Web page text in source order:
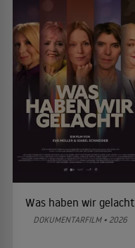
Was haben wir gelacht
DOKUMENTARFILM • 2026